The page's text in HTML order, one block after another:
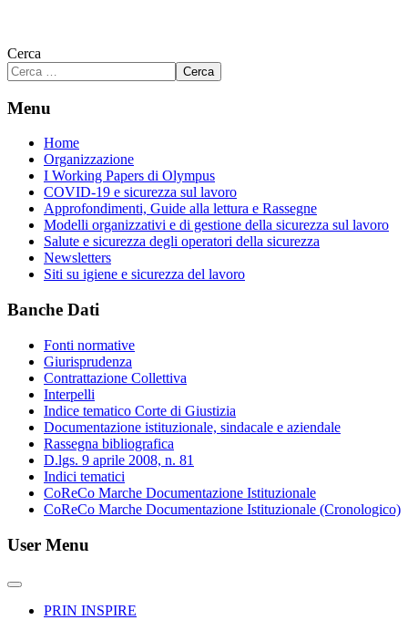
Cerca
Cerca
Menu
Home
Organizzazione
I Working Papers di Olympus
COVID-19 e sicurezza sul lavoro
Approfondimenti, Guide alla lettura e Rassegne
Modelli organizzativi e di gestione della sicurezza sul lavoro
Salute e sicurezza degli operatori della sicurezza
Newsletters
Siti su igiene e sicurezza del lavoro
Banche Dati
Fonti normative
Giurisprudenza
Contrattazione Collettiva
Interpelli
Indice tematico Corte di Giustizia
Documentazione istituzionale, sindacale e aziendale
Rassegna bibliografica
D.lgs. 9 aprile 2008, n. 81
Indici tematici
CoReCo Marche Documentazione Istituzionale
CoReCo Marche Documentazione Istituzionale (Cronologico)
User Menu
PRIN INSPIRE